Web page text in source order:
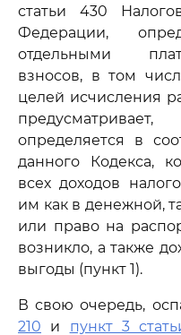
статьи 430
Федерации,
отдельными
взносов, в том
целей исчисления
определяется в
данного Кодекса,
всех доходов
им как в денежной,
или право на
возникло, а также
выгоды (пункт 1).
В свою очередь,
210 и пункт 3